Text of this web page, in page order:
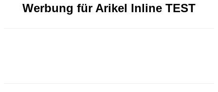
Werbung für Arikel Inline TEST